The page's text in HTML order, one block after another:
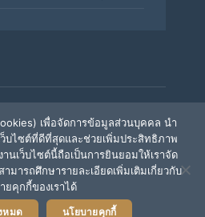
เพื่อจัดการข้อมูลส่วนบุคคล นำ
บไซต์ที่ดีที่สุดและช่วยเพิ่มประสิทธิภาพ
นเว็บไซต์นี้ถือเป็นการยินยอมให้เราจัด
มารถศึกษารายละเอียดเพิ่มเติมเกี่ยวกับ
ยคุกกี้ของเราได้
หมด นโยบายคุกกี้